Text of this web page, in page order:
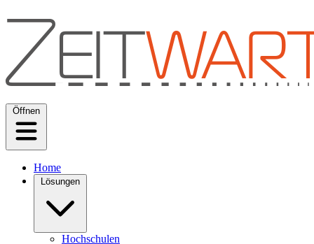
Öffnen
Home
Lösungen
Hochschulen